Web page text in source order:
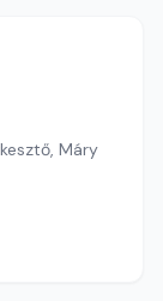
Máry